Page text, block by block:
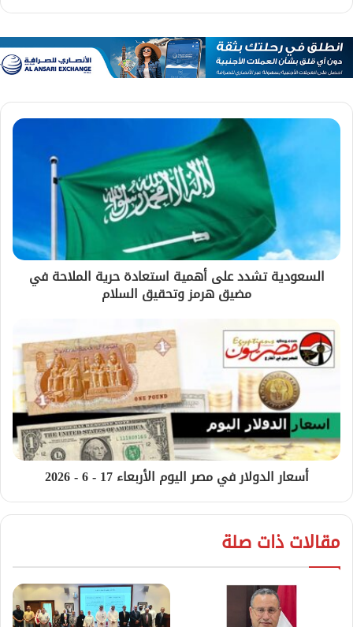
السعودية تشدد على أهمية استعادة حرية الملاحة في
مضيق هرمز وتحقيق السلام
أسعار الدولار في مصر اليوم الأربعاء 17 - 6 - 2026
مقالات ذات صلة